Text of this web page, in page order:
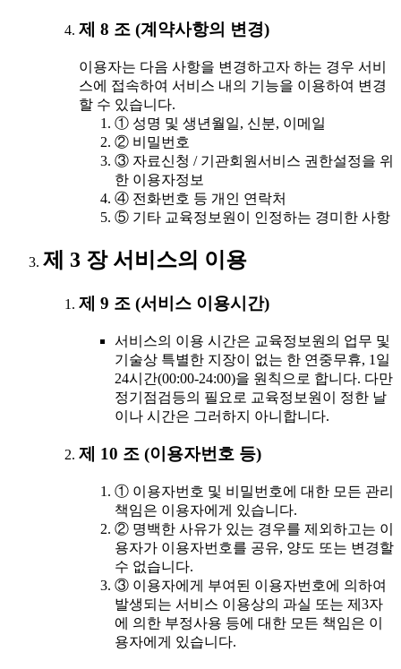
제 8 조 (계약사항의 변경)
이용자는 다음 사항을 변경하고자 하는 경우 서비
스에 접속하여 서비스 내의 기능을 이용하여 변경
할 수 있습니다.
① 성명 및 생년월일, 신분, 이메일
② 비밀번호
③ 자료신청 / 기관회원서비스 권한설정을 위
한 이용자정보
④ 전화번호 등 개인 연락처
⑤ 기타 교육정보원이 인정하는 경미한 사항
제 3 장 서비스의 이용
제 9 조 (서비스 이용시간)
서비스의 이용 시간은 교육정보원의 업무 및
기술상 특별한 지장이 없는 한 연중무휴, 1일
24시간(00:00-24:00)을 원칙으로 합니다. 다만
정기점검등의 필요로 교육정보원이 정한 날
이나 시간은 그러하지 아니합니다.
제 10 조 (이용자번호 등)
① 이용자번호 및 비밀번호에 대한 모든 관리
책임은 이용자에게 있습니다.
② 명백한 사유가 있는 경우를 제외하고는 이
용자가 이용자번호를 공유, 양도 또는 변경할
수 없습니다.
③ 이용자에게 부여된 이용자번호에 의하여
발생되는 서비스 이용상의 과실 또는 제3자
에 의한 부정사용 등에 대한 모든 책임은 이
용자에게 있습니다.